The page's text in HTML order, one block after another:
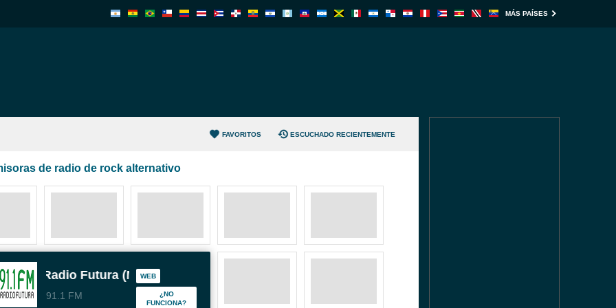
MÁS PAÍSES
FAVORITOS ESCUCHADO RECIENTEMENTE
de radio de rock alternativo
Radio Futura (Montevideo)
91.1 FM
WEB
¿NO
FUNCIONA?